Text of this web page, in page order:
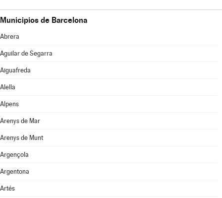
Municipios de Barcelona
Abrera
Aguilar de Segarra
Aiguafreda
Alella
Alpens
Arenys de Mar
Arenys de Munt
Argençola
Argentona
Artés